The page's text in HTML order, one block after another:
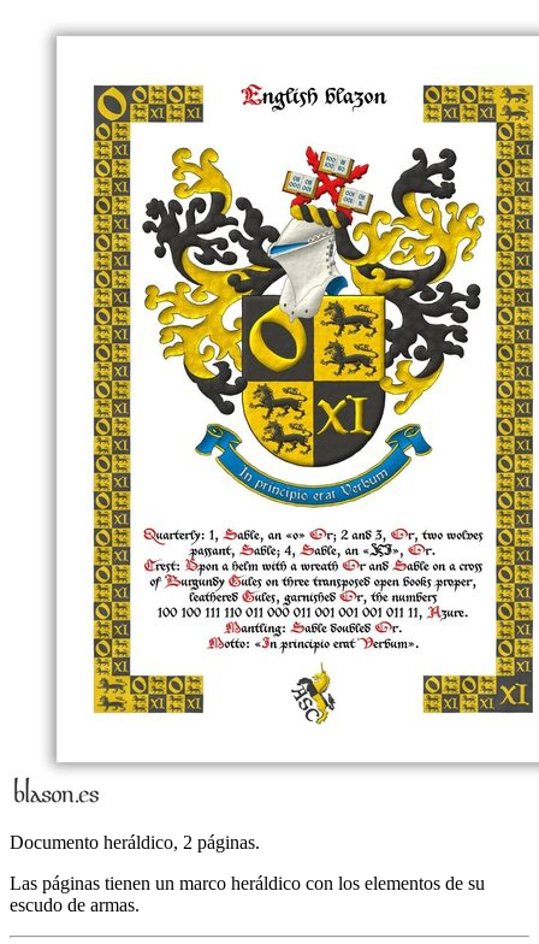
Documento heráldico, 2 páginas.
Las páginas tienen un marco heráldico con los elementos de su
escudo de armas.